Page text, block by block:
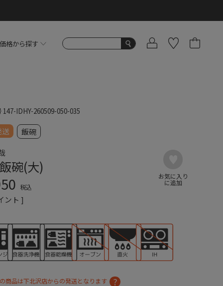
価格から探す
147-IDHY-260509-050-035
飯碗
碗(大)
税込
ント ]
商品は下北沢店からの発送となります